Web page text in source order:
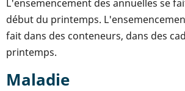
L'ensemencement des annuelles se
début du printemps.
fait dans des conteneurs, dans des
printemps.
Maladie